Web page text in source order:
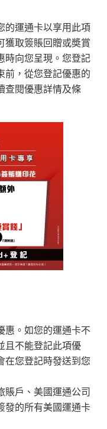
簽賬唔洗怕中咗DC
費優惠
過官網不但止仲有
check out等等benefit
積分計劃，包括Asi
Bonvoy/Hilton Hono
餐
六折
或AMC睇戲買
費
和酒店及遠東酒店
惠合集/AE買一送
的運通卡以享用此項
獲取簽賬回贈或奬賞
時向您呈現。您登記
前，從您登記優惠的
查閱優惠詳情及條
惠。如您的運通卡不
且不能登記此項優
在您登記時發送到您
賬戶、美國運通公司
發的所有美國運通卡